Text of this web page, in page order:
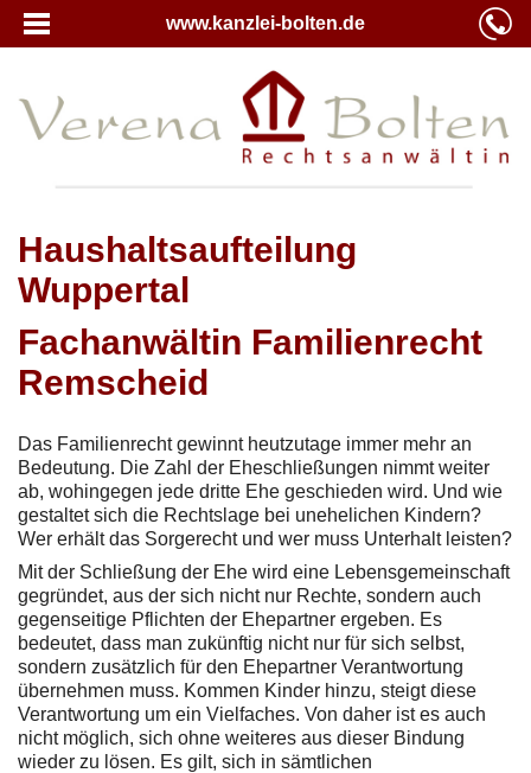
www.kanzlei-bolten.de
Haushaltsaufteilung
Wuppertal
Fachanwältin Familienrecht
Remscheid
Das Familienrecht gewinnt heutzutage immer mehr an
Bedeutung. Die Zahl der Eheschließungen nimmt weiter
ab, wohingegen jede dritte Ehe geschieden wird. Und wie
gestaltet sich die Rechtslage bei unehelichen Kindern?
Wer erhält das Sorgerecht und wer muss Unterhalt leisten?
Mit der Schließung der Ehe wird eine Lebensgemeinschaft
gegründet, aus der sich nicht nur Rechte, sondern auch
gegenseitige Pflichten der Ehepartner ergeben. Es
bedeutet, dass man zukünftig nicht nur für sich selbst,
sondern zusätzlich für den Ehepartner Verantwortung
übernehmen muss. Kommen Kinder hinzu, steigt diese
Verantwortung um ein Vielfaches. Von daher ist es auch
nicht möglich, sich ohne weiteres aus dieser Bindung
wieder zu lösen. Es gilt, sich in sämtlichen